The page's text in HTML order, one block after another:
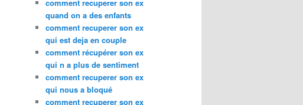
comment recuperer son ex
quand on a des enfants
comment recuperer son ex
qui est deja en couple
comment récupérer son ex
qui n a plus de sentiment
comment recuperer son ex
qui nous a bloqué
comment recuperer son ex